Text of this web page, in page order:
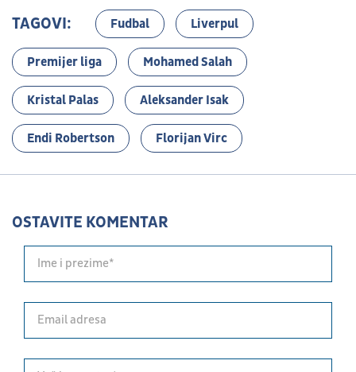
TAGOVI: Fudbal Liverpul
Premijer liga Mohamed Salah
Kristal Palas Aleksander Isak
Endi Robertson Florijan Virc
OSTAVITE KOMENTAR